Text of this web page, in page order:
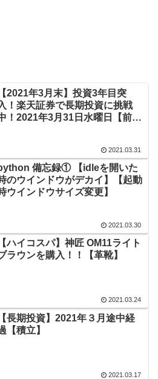
【2021年3月末】投資3年目突
！楽天証券で長期投資に挑戦
！2021年3月31日水曜日【前月
2021.03.31
備忘録① 【idleを開いた
のウインドウがデカイ】【起動
ウインドウサイズ変更】
2021.03.30
【ハイコスパ】神匠 OM11ライト
ラウンを購入！！【革靴】
2021.03.24
【長期投資】2021年３月途中経
【積立】
2021.03.17